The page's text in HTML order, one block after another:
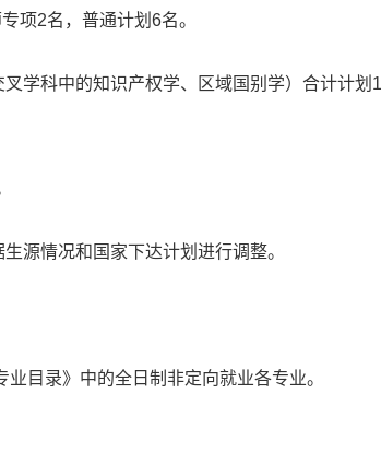
项2名，普通计划6名。
学科中的知识产权学、区域国别学）合计计划
源情况和国家下达计划进行调整。
目录》中的全日制非定向就业各专业。